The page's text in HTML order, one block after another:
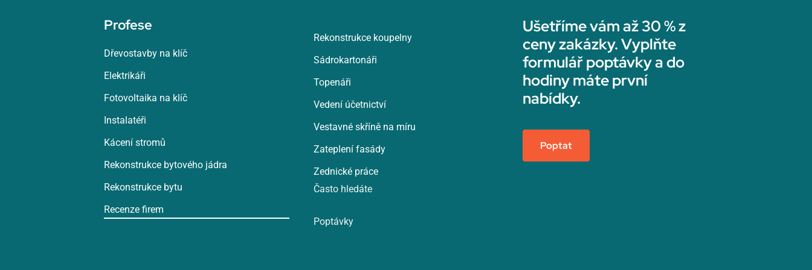
Profese
Dřevostavby na klíč
Elektrikáři
Fotovoltaika na klíč
Instalatéři
Kácení stromů
Rekonstrukce bytového jádra
Rekonstrukce bytu
Recenze firem
Rekonstrukce koupelny
Sádrokartonáři
Topenáři
Vedení účetnictví
Vestavné skříně na míru
Zateplení fasády
Zednické práce
Často hledáte
Poptávky
Ušetříme vám až 30 % z
ceny zakázky. Vyplňte
formulář poptávky a do
hodiny máte první
nabídky.
Poptat